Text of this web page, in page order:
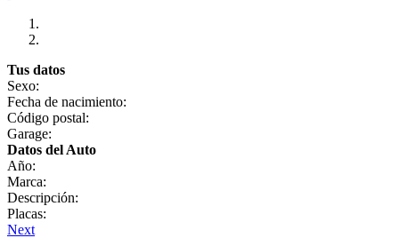
Tus datos
Sexo:
Fecha de nacimiento:
Código postal:
Garage:
Datos del Auto
Año:
Marca:
Descripción:
Placas:
Next